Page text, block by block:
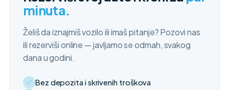
minuta.
Želiš da iznajmiš vozilo ili imaš pitanje? Pozovi nas
ili rezerviši online — javljamo se odmah, svakog
dana u godini.
Bez depozita i skrivenih troškova